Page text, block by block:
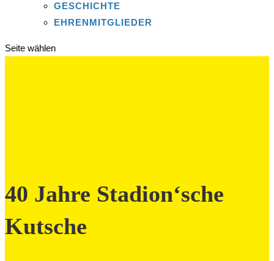
GESCHICHTE
EHRENMITGLIEDER
Seite wählen
40 Jahre Stadion‘sche
Kutsche